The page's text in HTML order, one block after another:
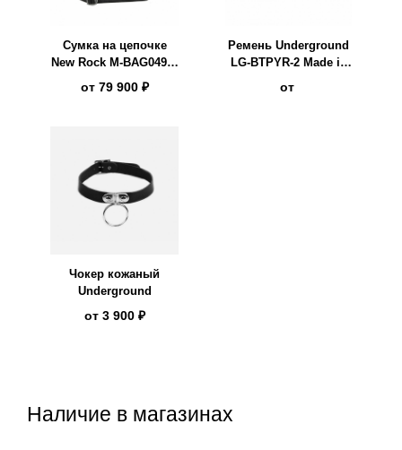
Сумка на цепочке
New Rock M-BAG049A-
от 79 900 ₽
Ремень Underground
LG-BTPYR-2 Made in
от
Чокер кожаный
Underground
от 3 900 ₽
Наличие в магазинах